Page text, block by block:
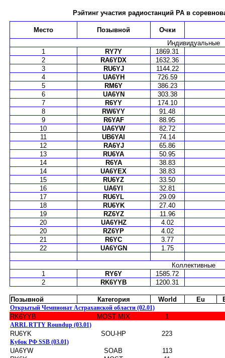
Рэйтинг участия радиостанций РА в
Место Позывной
Очки
Индивидуальные
1
RY7Y
1869.31
2
RA6YDX
1632.36
3
RU6YJ
1144.22
4
UA6YH
726.59
5
RM6Y
386.23
6
UA6YN
303.38
7
R6YY
174.10
8
RW6YY
91.48
9
R6YAF
88.95
10
UA6YW
82.72
11
UB6YAI
74.14
12
RA6YJ
65.86
13
RU6YA
50.95
14
R6YA
38.83
14
UA6YEX
38.83
15
RU6YZ
33.50
16
UA6YI
32.81
17
RU6YL
29.09
18
RU6YK
27.40
19
RZ6YZ
11.96
20
UA6YHZ
4.02
20
RZ6YP
4.02
21
R6YC
3.77
22
UA6YGN 1.75
Коллективные
1
RY6Y
1585.72
2
RK6YYB 1200.31
Позывной Категория World Eu
Открытый Чемпионат Астраханской области (02.01)
RK6YYB MOST MIX 1
ARRL RTTY Roundup (03.01)
RU6YK SOU-HP 223
Кубок РФ SSB (03.01)
UA6YW SOAB
113